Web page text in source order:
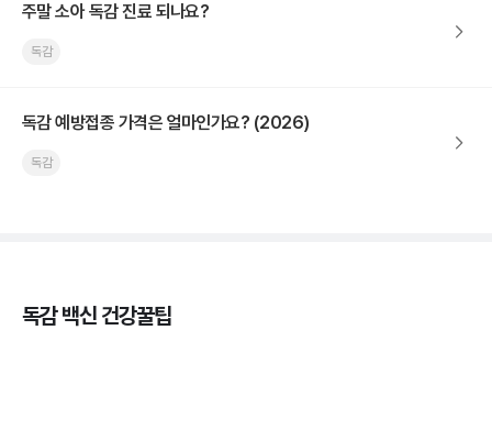
주말 소아 독감 진료 되나요?
독감
독감 예방접종 가격은 얼마인가요? (2026)
독감
독감 백신 건강꿀팁